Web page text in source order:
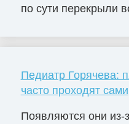
по сути перекрыли
Педиатр Горячева:
часто проходят сами
Появляются они из-